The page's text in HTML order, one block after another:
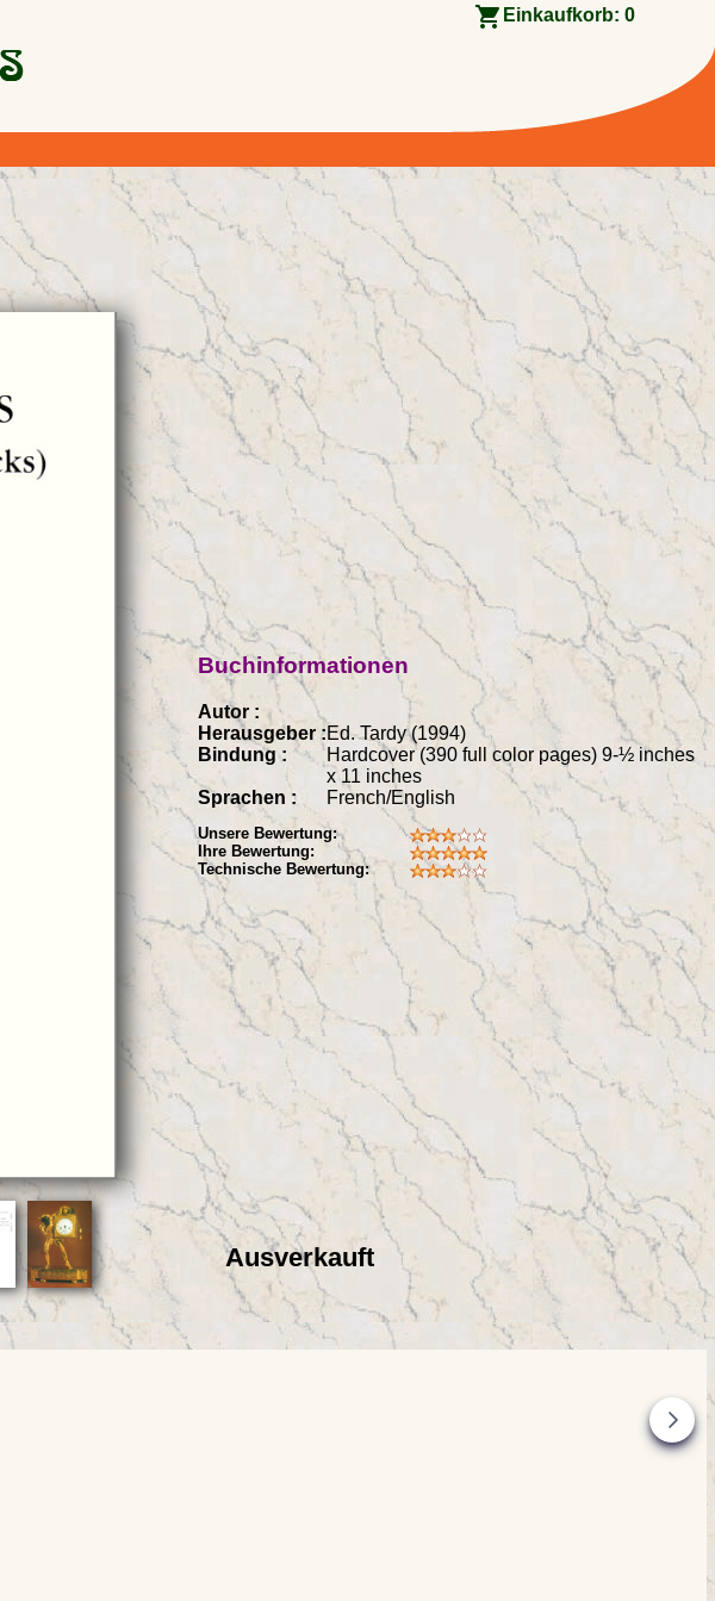
Einkaufkorb: 0
Ausverkauft
Buchinformationen
Autor :
Herausgeber :Ed. Tardy (1994)
Bindung :
Hardcover (390 full color pages) 9-½ inches
x 11 inches
Sprachen :
French/English
Unsere Bewertung:
Ihre Bewertung:
Technische Bewertung: